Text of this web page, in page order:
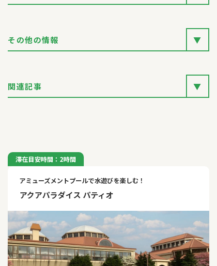
その他の情報 ▼
関連記事 ▼
滞在目安時間：2時間
アミューズメントプールで水遊びを楽しむ！
アクアパラダイス パティオ